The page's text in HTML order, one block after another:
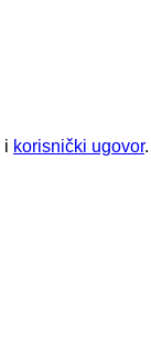
i korisnički ugovor.